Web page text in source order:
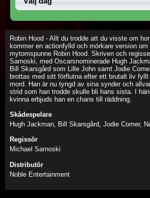
Robin Hood - Allt du trodde att du visste om
kommer en actionfylld och mörkare version
mytomspunne Robin Hood. Skriven och
Sarnoski, med Oscarsnominerade Hugh
Bill Skarsgård som Lille John samt Jodie
brottas med sitt förflutna efter ett brutalt liv
mord. Han är nu tyngd av sina synder och
strid som han trodde skulle bli hans sista. I
kvinna erbjuds han en chans till räddning.
Skådespelare
Hugh Jackman, Bill Skarsgård, Jodie Comer,
Regissör
Michael Sarnoski
Distributör
Noble Entertainment